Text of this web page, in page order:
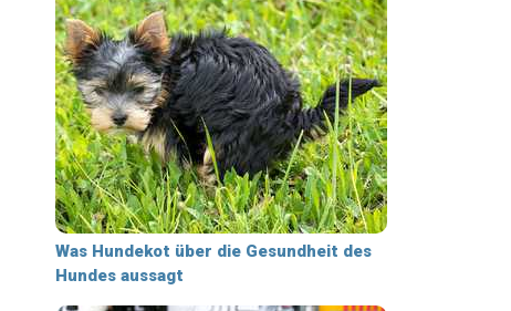
Was Hundekot über die Gesundheit des
Hundes aussagt